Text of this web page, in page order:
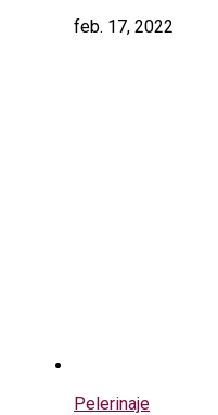
feb. 17, 2022
Pelerinaje